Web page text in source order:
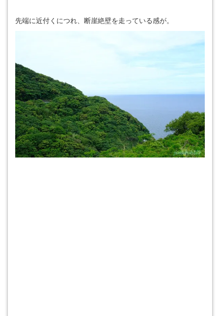
先端に近付くにつれ、断崖絶壁を走っている感が。